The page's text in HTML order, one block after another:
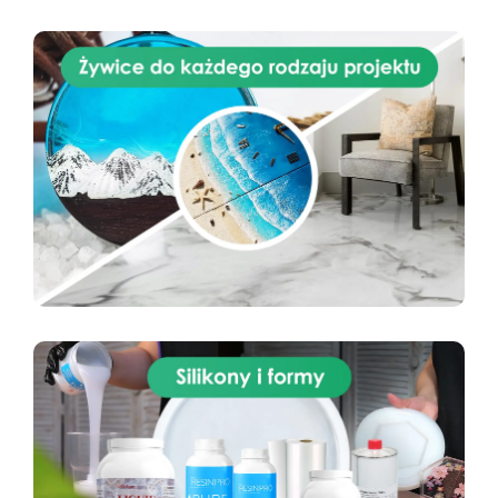
jest idealny zarówno do projektów
renowacyjnych, jak i do majsterkowania.
Przekształć swoją kuchnię w elegancką i
funkcjonalną przestrzeń dzięki naszemu
zestawowi Granit Black Galaxy do blatu
roboczego z żywicy epoksydowej i pozwól, aby
Twoja kuchnia lśniła blaskiem i stylem.